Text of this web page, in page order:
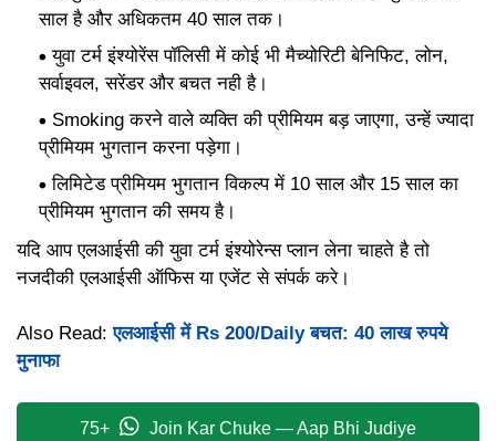
साल है और अधिकतम 40 साल तक।
युवा टर्म इंश्योरेंस पॉलिसी में कोई भी मैच्योरिटी बेनिफिट, लोन,
सर्वाइवल, सरेंडर और बचत नही है।
Smoking करने वाले व्यक्ति की प्रीमियम बड़ जाएगा, उन्हें ज्यादा
प्रीमियम भुगतान करना पड़ेगा।
लिमिटेड प्रीमियम भुगतान विकल्प में 10 साल और 15 साल का
प्रीमियम भुगतान की समय है।
यदि आप एलआईसी की युवा टर्म इंश्योरेन्स प्लान लेना चाहते है तो
नजदीकी एलआईसी ऑफिस या एजेंट से संपर्क करे।
Also Read:एलआईसी में Rs 200/Daily बचत: 40 लाख रुपये
मुनाफा
75+ Join Kar Chuke — Aap Bhi Judiye